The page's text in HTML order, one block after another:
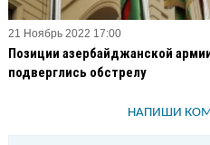
21 Ноябрь 2022 17:00
Позиции азербайджанской
подверглись обстрелу
НАПИШИ